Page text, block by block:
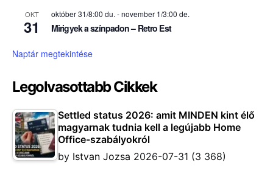
OKT
31
október 31/8:00 du. -november 1/3:00 de.
Mirigyek a színpadon – Retro Est
Naptár megtekintése
Legolvasottabb Cikkek
Settled status 2026: amit MINDEN kint élő
magyarnak tudnia kell a legújabb Home
Office-szabályokról
by Istvan Jozsa 2026-07-31 (3 368)